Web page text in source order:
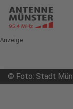
Anzeige
© Foto: Stadt